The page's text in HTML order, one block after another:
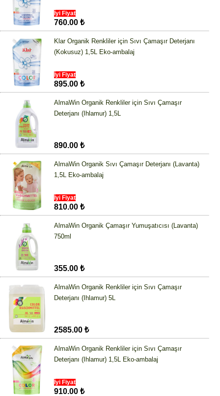
İyi Fiyat
760.00 ₺
Klar Organik Renkliler için Sıvı Çamaşır Deterjanı
(Kokusuz) 1,5L Eko-ambalaj
İyi Fiyat
895.00 ₺
AlmaWin Organik Renkliler için Sıvı Çamaşır
Deterjanı (Ihlamur) 1,5L
890.00 ₺
AlmaWin Organik Sıvı Çamaşır Deterjanı (Lavanta)
1,5L Eko-ambalaj
İyi Fiyat
810.00 ₺
AlmaWin Organik Çamaşır Yumuşatıcısı (Lavanta)
750ml
355.00 ₺
AlmaWin Organik Renkliler için Sıvı Çamaşır
Deterjanı (Ihlamur) 5L
2585.00 ₺
AlmaWin Organik Renkliler için Sıvı Çamaşır
Deterjanı (Ihlamur) 1,5L Eko-ambalaj
İyi Fiyat
910.00 ₺